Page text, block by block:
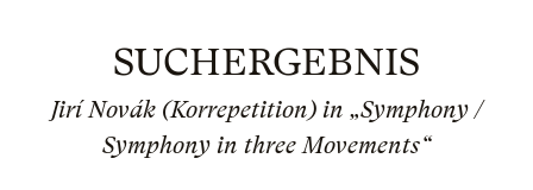
SUCHERGEBNIS
Jirí Novák (Korrepetition) in „Symphony /
Symphony in three Movements“